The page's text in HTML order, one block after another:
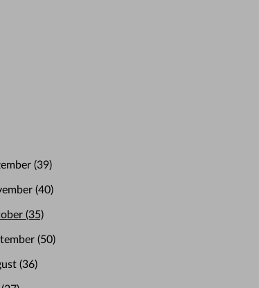
(39)
(40)
(35)
(50)
(36)